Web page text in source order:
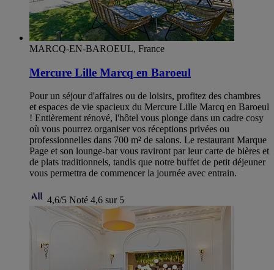
MARCQ-EN-BAROEUL, France
Mercure Lille Marcq en Baroeul
Pour un séjour d'affaires ou de loisirs, profitez des chambres
et espaces de vie spacieux du Mercure Lille Marcq en Baroeul
! Entièrement rénové, l'hôtel vous plonge dans un cadre cosy
où vous pourrez organiser vos réceptions privées ou
professionnelles dans 700 m² de salons. Le restaurant Marque
Page et son lounge-bar vous raviront par leur carte de bières et
de plats traditionnels, tandis que notre buffet de petit déjeuner
vous permettra de commencer la journée avec entrain.
4,6/5 Noté 4,6 sur 5